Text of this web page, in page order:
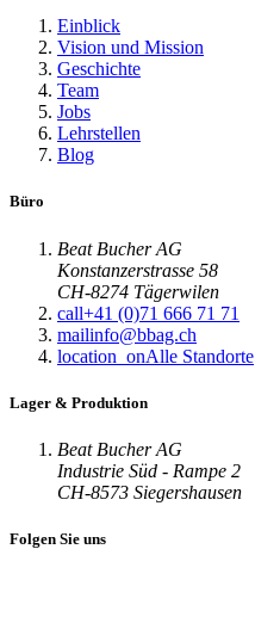
Einblick
Vision und Mission
Geschichte
Team
Jobs
Lehrstellen
Blog
Büro
Beat Bucher AG
Konstanzerstrasse 58
CH-8274 Tägerwilen
call+41 (0)71 666 71 71
mailinfo@bbag.ch
location_onAlle Standorte
Lager & Produktion
Beat Bucher AG
Industrie Süd - Rampe 2
CH-8573 Siegershausen
Folgen Sie uns